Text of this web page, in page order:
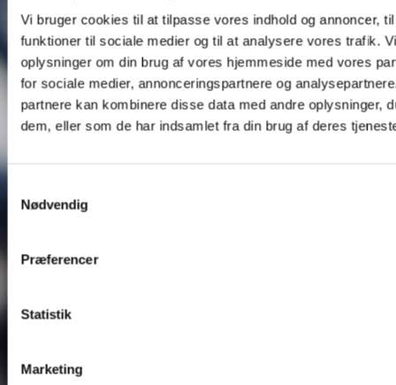
Vi bruger cookies til at tilpasse vores indhold og annoncer,
funktioner til sociale medier og til at analysere vores trafik.
oplysninger om din brug af vores hjemmeside med vores
for sociale medier, annonceringspartnere og
partnere kan kombinere disse data med andre oplysninger,
dem, eller som de har indsamlet fra din brug af deres
Nødvendig
Præferencer
Statistik
Marketing